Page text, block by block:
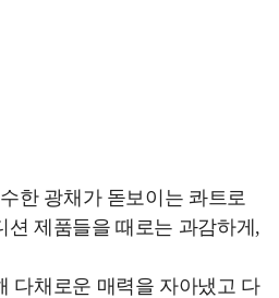
한 광채가 돋보이는 콰트로
션 제품들을 때로는 과감하게,
다채로운 매력을 자아냈고 다